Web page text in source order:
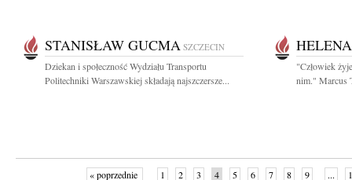
STANISŁAW GUCMA SZCZECIN
Dziekan i społeczność Wydziału Transportu
Politechniki Warszawskiej składają najszczersze...
"Człowiek
nim." Marcus
« poprzednie 1 2 3 4 5 6 7 8 9 ...